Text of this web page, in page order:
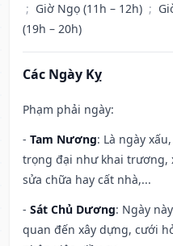
; Giờ Ngọ (11h – 12h) ;
(19h – 20h)
Các Ngày Kỵ
Phạm phải ngày:
- Tam Nương: Là ngày
trọng đại như khai trương,
sửa chữa hay cất nhà,...
- Sát Chủ Dương: Ngày
quan đến xây dựng, cưới